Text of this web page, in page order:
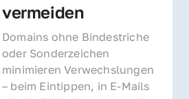
vermeiden
Domains ohne Bindestriche
oder Sonderzeichen
minimieren Verwechslungen
– beim Eintippen, in E-Mails